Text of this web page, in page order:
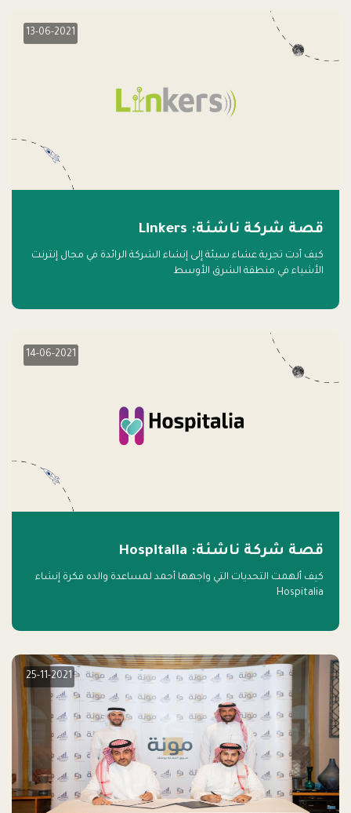
13-06-2021
قصة شركة ناشئة: Linkers
كيف أدت تجربة عشاء سيئة إلى إنشاء الشركة الرائدة في مجال إنترنت
الأشياء في منطقة الشرق الأوسط
14-06-2021
قصة شركة ناشئة: Hospitalia
كيف ألهمت التحديات التي واجهها أحمد لمساعدة والده فكرة إنشاء
Hospitalia
25-11-2021